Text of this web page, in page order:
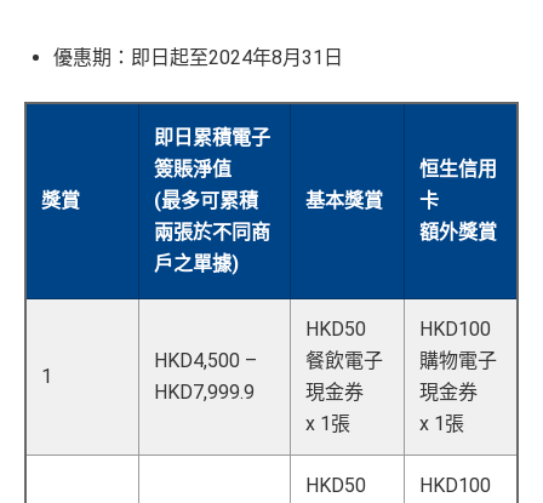
優惠期：即日起至2024年8月31日
獎賞
即日累積電子
簽賬淨值
(最多可累積
兩張於不同商
戶之單據)
基本獎賞
恒生信用
卡
額外獎賞
1
HKD4,500 –
HKD7,999.9
HKD50
餐飲電子
現金券
x 1張
HKD100
購物電子
現金券
x 1張
HKD50
HKD100